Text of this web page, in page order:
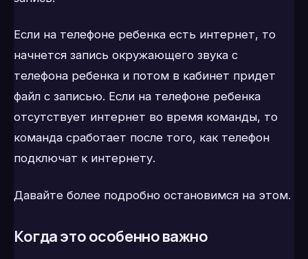
Если на телефоне ребенка есть интернет, то
начнется запись окружающего звука с
телефона ребенка и потом в кабинет придет
файл с записью. Если на телефоне ребенка
отсутствует интернет во время команды, то
команда сработает после того, как телефон
подключат к интернету.
Давайте более подробно остановимся на этом.
Когда это особенно важно